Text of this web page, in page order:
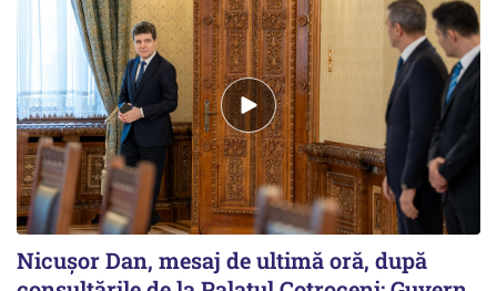
Nicușor Dan, mesaj de ultimă oră, după